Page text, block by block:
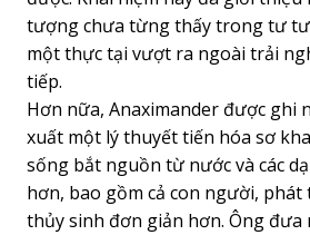
tượng chưa từng thấy trong tư
một thực tại vượt ra ngoài trải
tiếp.
Hơn nữa, Anaximander được ghi
xuất một lý thuyết tiến hóa sơ
sống bắt nguồn từ nước và các
hơn, bao gồm cả con người,
thủy sinh đơn giản hơn. Ông